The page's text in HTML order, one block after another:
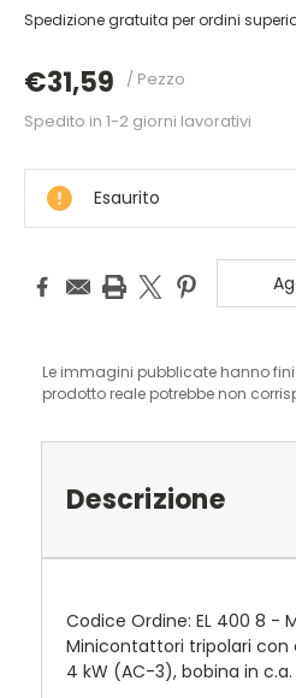
Spedizione gratuita per ordini
€31,59 / Pezzo
DISPONIBILE
Spedito in 1-2 giorni lavorativi
Esaurito
Le immagini pubblicate hanno
prodotto reale potrebbe non
Descrizione
Codice Ordine: EL 400 8 -
Minicontattori tripolari con
4 kW (AC-3), bobina in c.a.